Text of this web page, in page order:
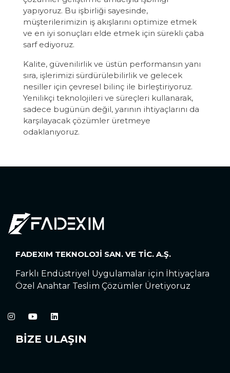
yapıyoruz. Bu işbirliği sayesinde,
müşterilerimizin iş akışlarını optimize etmek
ve en iyi sonuçları elde etmek için sürekli çaba
sarf ediyoruz.
Kalite, güvenilirlik ve üstün performansın yanı
sıra, işlerimizi sürdürülebilirlik ve gelecek
nesiller için çevresel bilinç ile birleştiriyoruz.
Yenilikçi teknolojileri ve süreçleri kullanarak,
sadece bugünün değil, yarının ihtiyaçlarını da
karşılayacak çözümler üretmeye
odaklanıyoruz.
FADEXIM TEKNOLOJİ SAN. VE TİC. A.Ş.
Farklı Endüstriyel Uygulamalar için İhtiyaçlara
Özel Anahtar Teslim Çözümler Üretiyoruz
BİZE ULAŞIN